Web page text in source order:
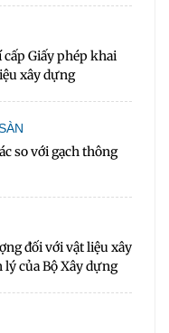
Giấy phép khai
xây dựng
so với gạch thông
đối với vật liệu xây
của Bộ Xây dựng